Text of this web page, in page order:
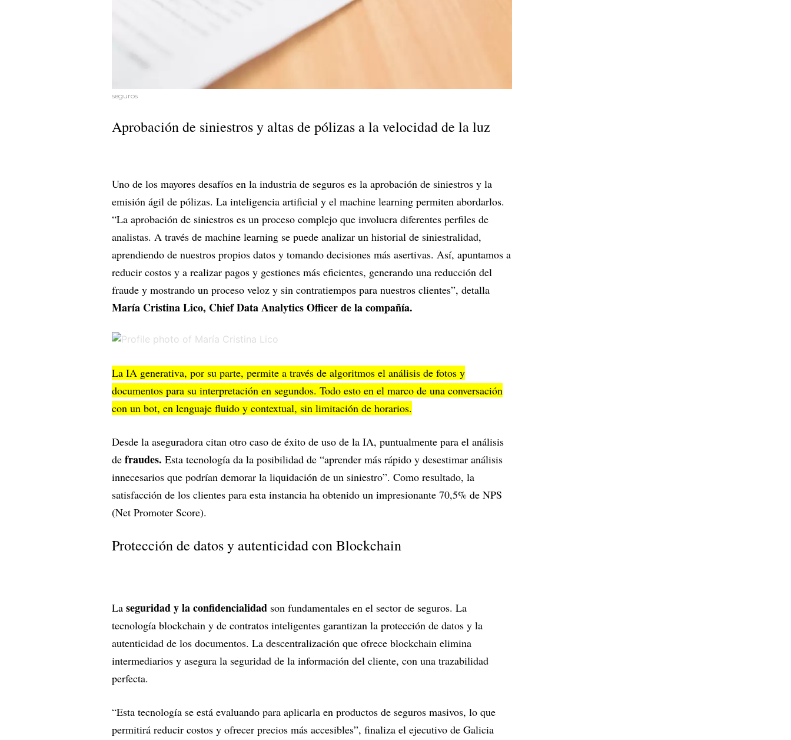
seguros
Aprobación de siniestros y altas de pólizas a la velocidad de la luz
Uno de los mayores desafíos en la industria de seguros es la aprobación de siniestros y la
emisión ágil de pólizas. La inteligencia artificial y el machine learning permiten abordarlos.
“La aprobación de siniestros es un proceso complejo que involucra diferentes perfiles de
analistas. A través de machine learning se puede analizar un historial de siniestralidad,
aprendiendo de nuestros propios datos y tomando decisiones más asertivas. Así, apuntamos a
reducir costos y a realizar pagos y gestiones más eficientes, generando una reducción del
fraude y mostrando un proceso veloz y sin contratiempos para nuestros clientes”, detalla
María Cristina Lico, Chief Data Analytics Officer de la compañía.
La IA generativa, por su parte, permite a través de algoritmos el análisis de fotos y
documentos para su interpretación en segundos. Todo esto en el marco de una conversación
con un bot, en lenguaje fluido y contextual, sin limitación de horarios.
Desde la aseguradora citan otro caso de éxito de uso de la IA, puntualmente para el análisis
de fraudes. Esta tecnología da la posibilidad de “aprender más rápido y desestimar análisis
innecesarios que podrían demorar la liquidación de un siniestro”. Como resultado, la
satisfacción de los clientes para esta instancia ha obtenido un impresionante 70,5% de NPS
(Net Promoter Score).
Protección de datos y autenticidad con Blockchain
La seguridad y la confidencialidad son fundamentales en el sector de seguros. La
tecnología blockchain y de contratos inteligentes garantizan la protección de datos y la
autenticidad de los documentos. La descentralización que ofrece blockchain elimina
intermediarios y asegura la seguridad de la información del cliente, con una trazabilidad
perfecta.
“Esta tecnología se está evaluando para aplicarla en productos de seguros masivos, lo que
permitirá reducir costos y ofrecer precios más accesibles”, finaliza el ejecutivo de Galicia